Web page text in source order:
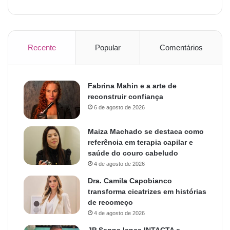
Recente Popular Comentários
Fabrina Mahin e a arte de
reconstruir confiança
6 de agosto de 2026
Maiza Machado se destaca como
referência em terapia capilar e
saúde do couro cabeludo
4 de agosto de 2026
Dra. Camila Capobianco
transforma cicatrizes em histórias
de recomeço
4 de agosto de 2026